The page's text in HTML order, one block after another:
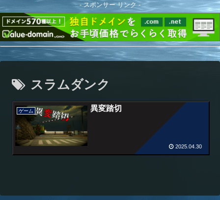
- スポンサー リンク -
スラムダンク
ゲーム 異変踏切
2025.04.30